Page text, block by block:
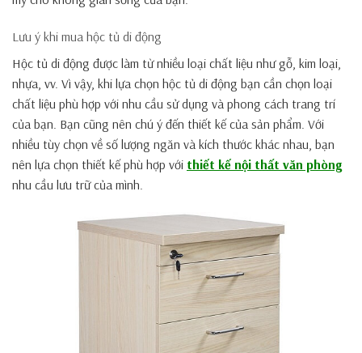
Lưu ý khi mua hộc tủ di động
Hộc tủ di động được làm từ nhiều loại chất liệu như gỗ, kim loại,
nhựa, vv. Vì vậy, khi lựa chọn hộc tủ di động bạn cần chọn loại
chất liệu phù hợp với nhu cầu sử dụng và phong cách trang trí
của bạn. Bạn cũng nên chú ý đến thiết kế của sản phẩm. Với
nhiều tùy chọn về số lượng ngăn và kích thước khác nhau, bạn
nên lựa chọn thiết kế phù hợp với thiết kế nội thất văn phòng
nhu cầu lưu trữ của mình.